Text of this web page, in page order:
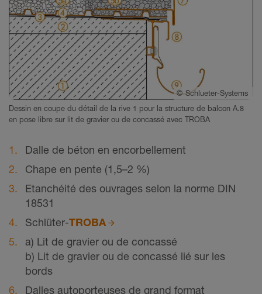
© Schlueter-Systems
Dessin en coupe du détail de la rive 1 pour la structure de balcon A.8
en pose libre sur lit de gravier ou de concassé avec TROBA
Dalle de béton en encorbellement
Chape en pente (1,5–2 %)
Etanchéité des ouvrages selon la norme DIN
18531
Schlüter-TROBA
a) Lit de gravier ou de concassé
b) Lit de gravier ou de concassé lié sur les
bords
Dalles autoporteuses de grand format